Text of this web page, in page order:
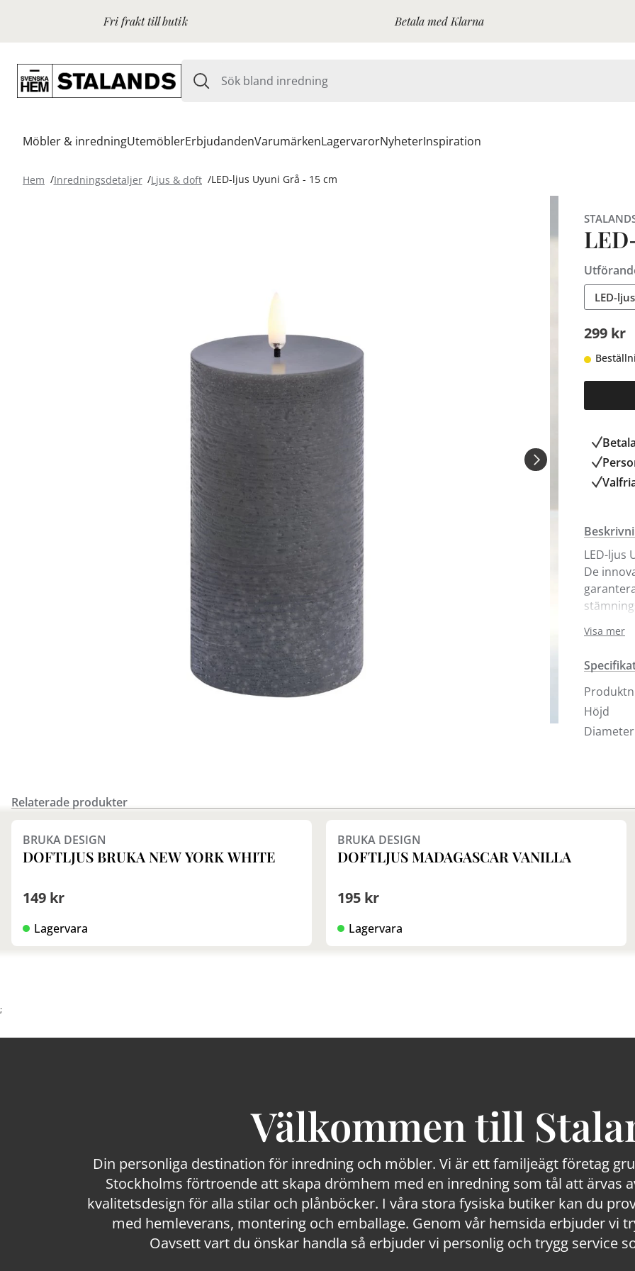
Fri frakt till butik Betala med Klarna
Möbler & inredningUtemöblerErbjudandenVarumärkenLagervarorNyheterInspiration
Hem Inredningsdetaljer Ljus & doft LED-ljus Uyuni Grå - 15 cm
LED-
299 kr
LED-ljus
De
ljus
från
Ljusen
Ljusen
4|6|8|10
On|Off-
Visa mer
Höjd
Diameter
Relaterade produkter
BRUKA DESIGN
DOFTLJUS BRUKA NEW YORK WHITE
149 kr
Lagervara
BRUKA DESIGN
DOFTLJUS MADAGASCAR VANILLA
195 kr
Lagervara
;
Välkommen till
Din personliga destination för inredning och möbler. Vi är ett familjeägt företag
Stockholms förtroende att skapa drömhem med en inredning som tål att ärvas
kvalitetsdesign för alla stilar och plånböcker. I våra stora fysiska butiker kan du
med hemleverans, montering och emballage. Genom vår hemsida erbjuder vi
Oavsett vart du önskar handla så erbjuder vi personlig och trygg service